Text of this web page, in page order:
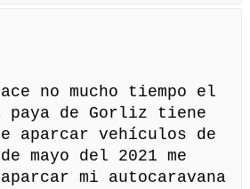
no mucho tiempo el
paya de Gorliz tiene
aparcar vehículos de
mayo del 2021 me
mi autocaravana